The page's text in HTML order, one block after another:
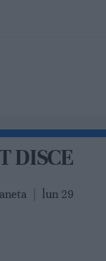
DISCE
lun 29